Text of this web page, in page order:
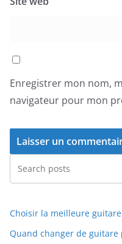
Enregistrer mon nom,
navigateur pour mon
Choisir la meilleure
Quand changer de